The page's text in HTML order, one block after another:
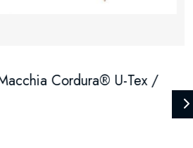
Cordura® U-Tex /